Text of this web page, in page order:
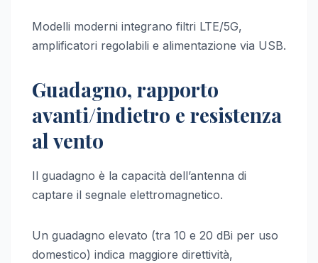
Modelli moderni integrano filtri LTE/5G,
amplificatori regolabili e alimentazione via USB.
Guadagno, rapporto
avanti/indietro e resistenza
al vento
Il guadagno è la capacità dell’antenna di
captare il segnale elettromagnetico.
Un guadagno elevato (tra 10 e 20 dBi per uso
domestico) indica maggiore direttività,